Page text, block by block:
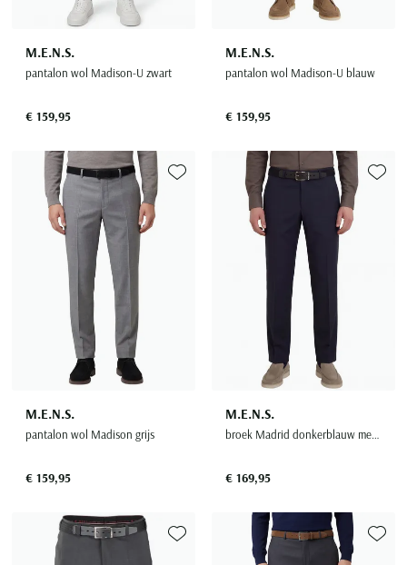
M.E.N.S.
pantalon wol Madison-U zwart
€ 159,95
M.E.N.S.
pantalon wol Madison-U blauw
€ 159,95
M.E.N.S.
pantalon wol Madison grijs
€ 159,95
Toevoegen aan favorieten
M.E.N.S.
broek Madrid donkerblauw met riem
€ 169,95
Toevoegen aan favorieten